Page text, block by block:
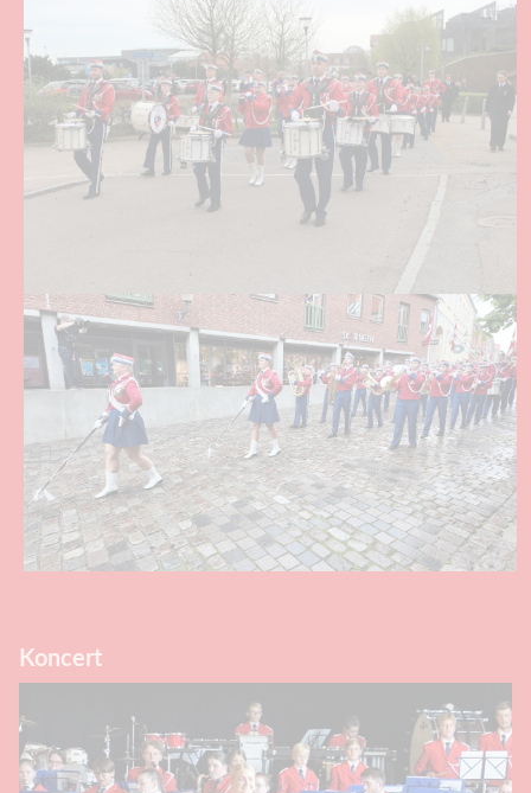
Koncert